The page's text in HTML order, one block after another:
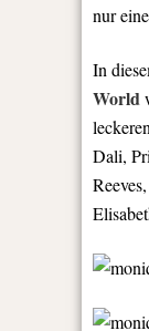
nur
In
World
Dali,